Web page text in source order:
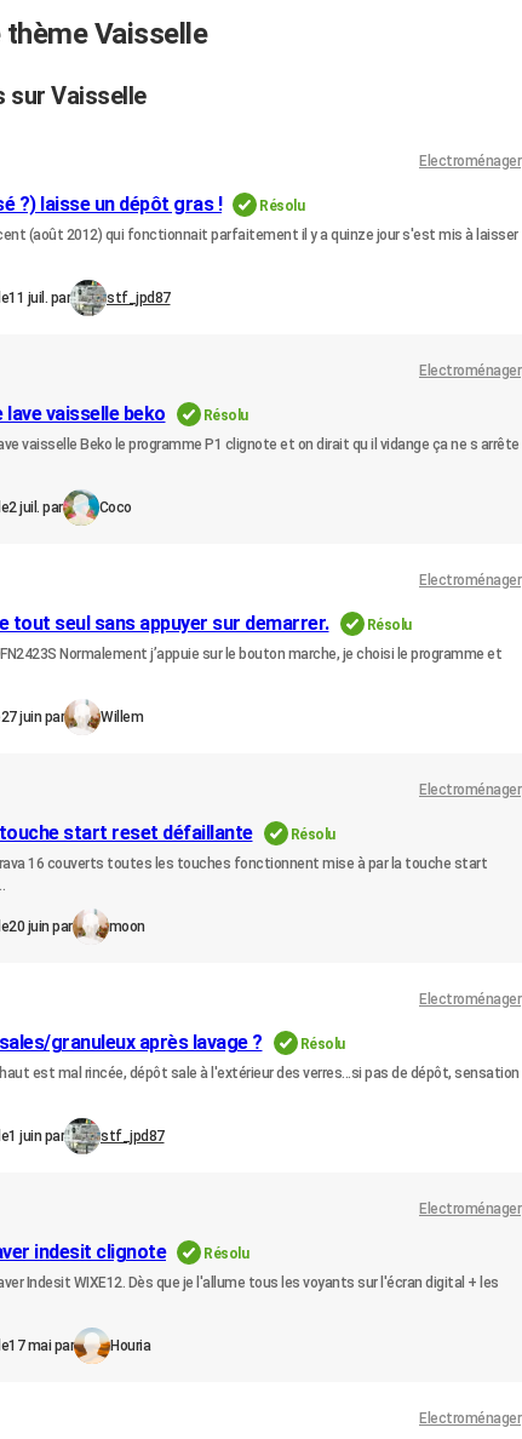
Vaisselle
sur Vaisselle
Electroménager
?) laisse un dépôt gras !
Résolu
(août 2012) qui fonctionnait parfaitement il y a quinze jour s'est mis à laisser
11 juil. par stf_jpd87
Electroménager
vaisselle beko
Résolu
vaisselle Beko le programme P1 clignote et on dirait qu il vidange ça ne s arrête
2 juil. par Coco
Electroménager
tout seul sans appuyer sur demarrer.
Résolu
Normalement j’appuie sur le bouton marche, je choisi le programme et
27 juin par Willem
Electroménager
start reset défaillante
Résolu
16 couverts toutes les touches fonctionnent mise à par la touche start
20 juin par moon
Electroménager
granuleux après lavage ?
Résolu
est mal rincée, dépôt sale à l'extérieur des verres...si pas de dépôt, sensation
1 juin par stf_jpd87
Electroménager
indesit clignote
Résolu
Indesit WIXE12. Dès que je l'allume tous les voyants sur l'écran digital + les
17 mai par Houria
Electroménager